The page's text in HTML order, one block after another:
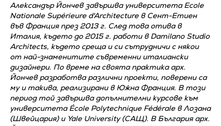
Александър Йончев завършва университета Ecole
Nationale Supérieure d'Architecture в Сент-Етиен
във Франция през 2013 г. След това отива в
Италия, където до 2015 г. работи в Damilano Studio
Architects, където среща и си сътрудничи с някои
от най-знаменитите съвременни италиански
дизайнери. По време на своята практика арх.
Йончев разработва различни проекти, поверени са
му и такива, реализирани в Южна Франция. В този
период той завършва допълнителни курсове към
университета École Polytechnique Fédérale в Лозана
(Швейцария) и Yale University (САЩ). В България арх.